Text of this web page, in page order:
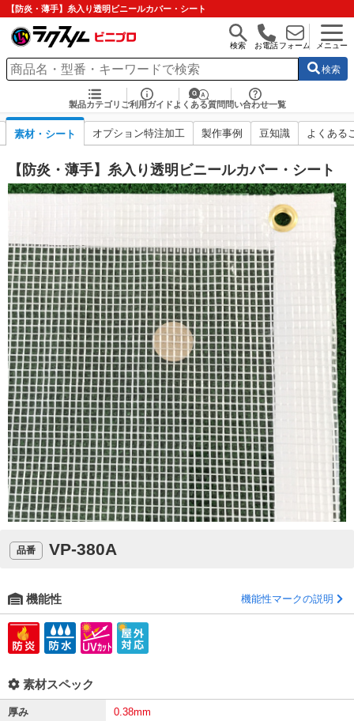
【防炎・薄手】糸入り透明ビニールカバー・シート
検索 お電話フォーム メニュー
検索
製品カテゴリ ご利用ガイド よくある質問 問い合わせ一覧
素材・シート オプション特注加工 製作事例 豆知識 よくある
【防炎・薄手】糸入り透明ビニールカバー・シート
品番 VP-380A
機能性 機能性マークの説明
素材スペック
厚み 0.38mm